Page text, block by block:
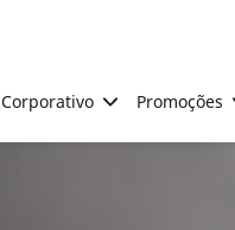
Corporativo Promoções